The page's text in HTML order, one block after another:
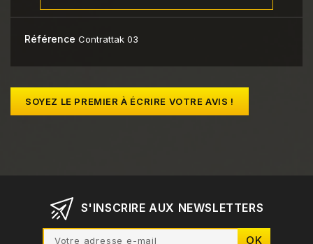
Référence Contrattak 03
SOYEZ LE PREMIER À ÉCRIRE VOTRE AVIS !
S'INSCRIRE AUX NEWSLETTERS